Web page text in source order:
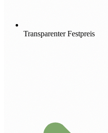
Transparenter Festpreis